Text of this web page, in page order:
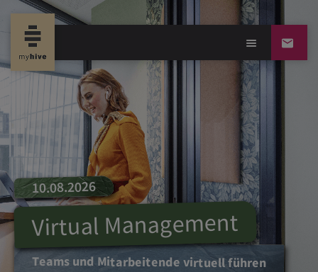
10.08.2026
Virtual Management
Teams und Mitarbeitende virtuell führen